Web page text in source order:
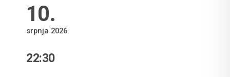
10.
srpnja 2026.
VRIJEME
22:30